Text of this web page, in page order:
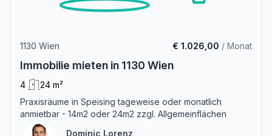
1130 Wien € 1.026,00 / Monat
Immobilie mieten in 1130 Wien
4
24 m²
Praxisräume in Speising tageweise oder monatlich
anmietbar - 14m2 oder 24m2 zzgl. Allgemeinflächen
Dominic Lorenz